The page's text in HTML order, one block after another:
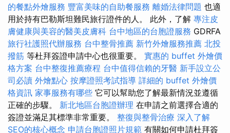
的餐點外燴服務 豐富美味的自助餐服務 離婚法律問題 也適
用於持有巴勒斯坦難民旅行證件的人。 此外，了解 專注皮
膚健康與美容的醫美皮膚科 台中地區的台胞證服務 GDRFA
旅行社護照代辦服務 台中整骨推薦 新竹外燴服務推薦 北投
撥筋 等杜拜簽證申請中心也很重要。 實惠的 buffet 外燴價
格方案 台中整復推薦療程 台中值得信賴的牙醫 新手設立公
司必讀 外燴點心 按摩證照考試指導 詳細的 buffet 外燴價
格資訊 家事服務有哪些 它可以幫助您了解最新情況並遵循
正確的步驟。 新北地區台胞證辦理 在申請之前選擇合適的
簽證並滿足其標準非常重要。 整復與整骨治療 深入了解
SEO的核心概念 申請台胞證照片規範 有關如何申請杜拜簽